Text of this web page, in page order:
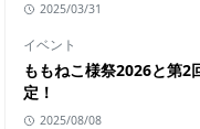
2025/03/31
イベント
ももねこ様祭2026と第2
定！
2025/08/08